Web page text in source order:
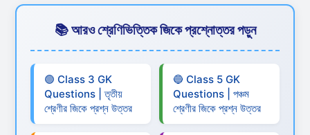
📚 আরও শ্রেণিভিত্তিক জিকে প্রশ্নোত্তর পড়ুন
🟢 Class 3 GK
Questions | তৃতীয়
শ্রেণীর জিকে প্রশ্ন উত্তর
🔵 Class 5 GK
Questions | পঞ্চম
শ্রেণীর জিকে প্রশ্ন উত্তর